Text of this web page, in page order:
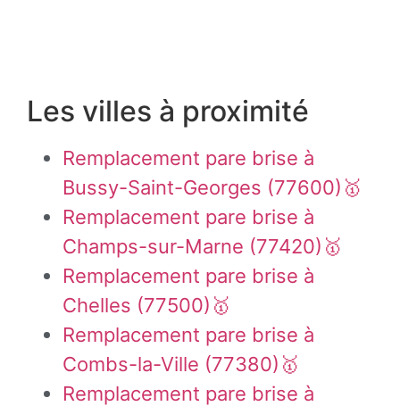
Les villes à proximité
Remplacement pare brise à
Bussy-Saint-Georges (77600)🥇
Remplacement pare brise à
Champs-sur-Marne (77420)🥇
Remplacement pare brise à
Chelles (77500)🥇
Remplacement pare brise à
Combs-la-Ville (77380)🥇
Remplacement pare brise à